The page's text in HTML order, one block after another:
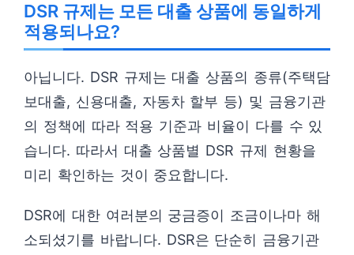
DSR 규제는 모든 대출 상품에 동일하게
적용되나요?
아닙니다. DSR 규제는 대출 상품의 종류(주택담
보대출, 신용대출, 자동차 할부 등) 및 금융기관
의 정책에 따라 적용 기준과 비율이 다를 수 있
습니다. 따라서 대출 상품별 DSR 규제 현황을
미리 확인하는 것이 중요합니다.
DSR에 대한 여러분의 궁금증이 조금이나마 해
소되셨기를 바랍니다. DSR은 단순히 금융기관